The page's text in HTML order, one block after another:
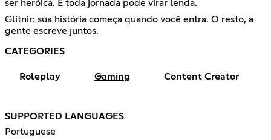
ser heróica. E toda jornada pode virar lenda.
Glitnir: sua história começa quando você entra. O resto, a
gente escreve juntos.
CATEGORIES
Roleplay Gaming Content Creator
SUPPORTED LANGUAGES
Portuguese